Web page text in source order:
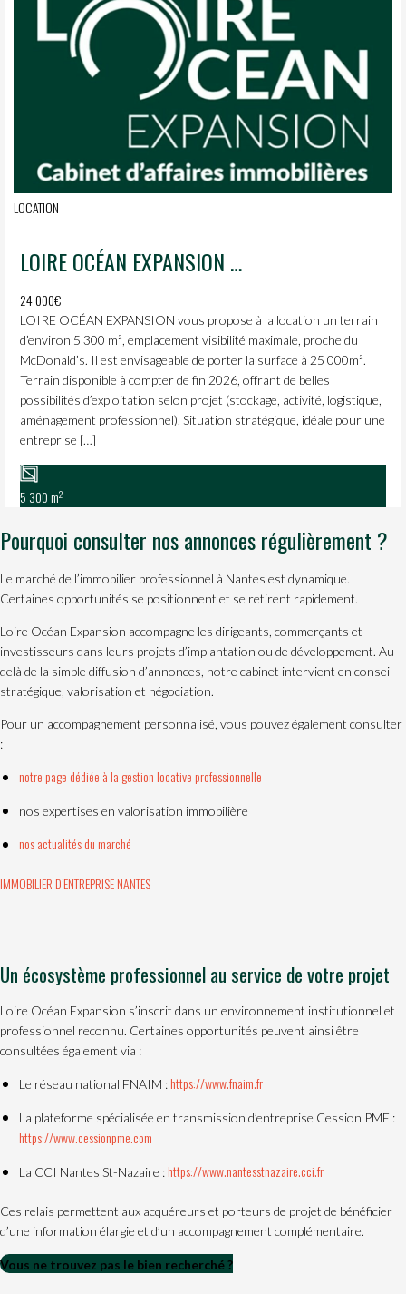
LOCATION
LOIRE OCÉAN EXPANSION vous propose à la location un terrain d’environ 5 300 m².
24 000€
LOIRE OCÉAN EXPANSION vous propose à la location un terrain
d’environ 5 300 m², emplacement visibilité maximale, proche du
McDonald’s. Il est envisageable de porter la surface à 25 000m².
Terrain disponible à compter de fin 2026, offrant de belles
possibilités d’exploitation selon projet (stockage, activité, logistique,
aménagement professionnel). Situation stratégique, idéale pour une
entreprise […]
5 300 m2
Pourquoi consulter nos annonces régulièrement ?
Le marché de l’immobilier professionnel à Nantes est dynamique.
Certaines opportunités se positionnent et se retirent rapidement.
Loire Océan Expansion accompagne les dirigeants, commerçants et
investisseurs dans leurs projets d’implantation ou de développement. Au-
delà de la simple diffusion d’annonces, notre cabinet intervient en conseil
stratégique, valorisation et négociation.
Pour un accompagnement personnalisé, vous pouvez également consulter
:
notre page dédiée à la gestion locative professionnelle
nos expertises en valorisation immobilière
nos actualités du marché
IMMOBILIER D’ENTREPRISE NANTES
Un écosystème professionnel au service de votre projet
Loire Océan Expansion s’inscrit dans un environnement institutionnel et
professionnel reconnu. Certaines opportunités peuvent ainsi être
consultées également via :
Le réseau national FNAIM : https://www.fnaim.fr
La plateforme spécialisée en transmission d’entreprise Cession PME :
https://www.cessionpme.com
La CCI Nantes St-Nazaire : https://www.nantesstnazaire.cci.fr
Ces relais permettent aux acquéreurs et porteurs de projet de bénéficier
d’une information élargie et d’un accompagnement complémentaire.
Vous ne trouvez pas le bien recherché ?